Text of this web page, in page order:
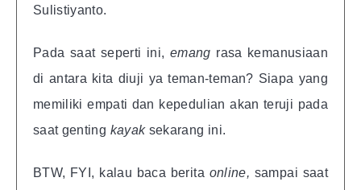
Sulistiyanto.
Pada saat seperti ini, emang rasa kemanusiaan
di antara kita diuji ya teman-teman? Siapa yang
memiliki empati dan kepedulian akan teruji pada
saat genting kayak sekarang ini.
BTW, FYI, kalau baca berita online, sampai saat